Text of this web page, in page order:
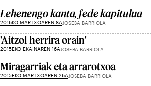
Lehenengo kanta, fede kapitulua
2016KO MARTXOAREN 8AJOSEBA BARRIOLA
'Aitzol herrira orain'
2015EKO EKAINAREN 16AJOSEBA BARRIOLA
Miragarriak eta arrarotxoa
2015EKO MARTXOAREN 26AJOSEBA BARRIOLA